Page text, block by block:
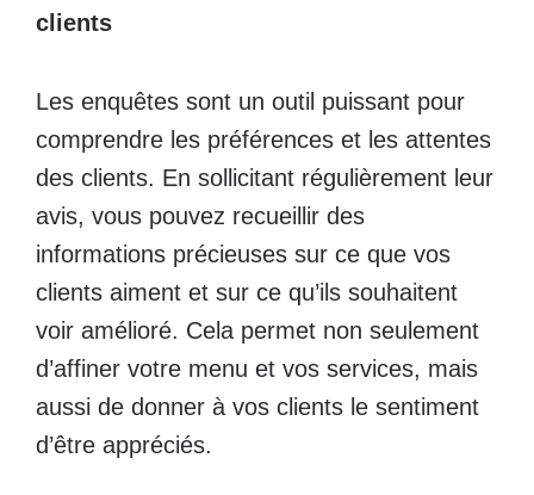
clients
Les enquêtes sont un outil puissant pour
comprendre les préférences et les attentes
des clients. En sollicitant régulièrement leur
avis, vous pouvez recueillir des
informations précieuses sur ce que vos
clients aiment et sur ce qu’ils souhaitent
voir amélioré. Cela permet non seulement
d’affiner votre menu et vos services, mais
aussi de donner à vos clients le sentiment
d’être appréciés.